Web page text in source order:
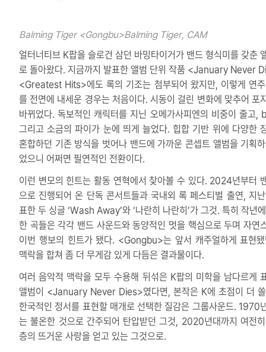
Balming Tiger <Gongbu>Balming Tiger, CAM
얼터너티브 K팝을 슬로건 삼던 바밍타이거가 밴드 형식미를 갖춘
로 돌아왔다. 지금까지 발표한 앨범 단위 작품 <January Never
<Greatest Hits>에도 록의 기조는 첨부되어 왔지만, 이렇게 연
를 전면에 내세운 경우는 처음이다. 시동이 걸린 변화에 맞추어 포
바뀌었다. 독보적인 캐릭터를 지닌 오메가사피엔의 비중이 줄고,
그리고 소금의 파이가 눈에 띄게 늘었다. 힙합 기반 위에 다양한
혼합하던 기존 방식을 벗어나 밴드에 가까운 콘셉트 앨범을 기획
었으니 어쩌면 필연적인 전환이다.
이런 변모의 힌트는 활동 연혁에서 찾아볼 수 있다. 2024년부터
으로 진행되어 온 단독 콘서트들과 국내외 록 페스티벌 출연, 지
표한 두 싱글 ‘Wash Away’와 ‘나란히 나란히’가 그것. 특히 작년
한 곡들은 각각 밴드 사운드와 동양적인 멋을 핵심으로 두며 자연
이번 행보의 힌트가 됐다. <Gongbu>는 앞서 캐주얼하게 표현
맥락을 합쳐 좀 더 무게감 있게 다듬은 결과물이다.
여러 음악적 맥락을 모두 수용해 뒤섞은 K팝의 미학을 남다르게
앨범이 <January Never Dies>였다면, 본작은 K에 초점이 더
한국적인 정서를 표현할 매개로 선택한 질감은 그룹사운드. 1970
는 불온한 것으로 간주되어 탄압받던 그것, 2020년대까지 여전
층의 뜨거운 사랑을 얻고 있는 그것으로.